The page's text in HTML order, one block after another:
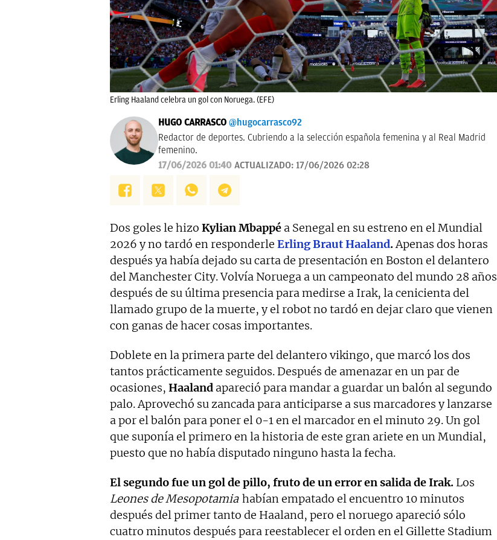
Erling Haaland celebra un gol con Noruega. (EFE)
HUGO CARRASCO @hugocarrasco92
Redactor de deportes. Cubriendo a la selección española femenina y al Real Madrid
femenino.
17/06/2026 01:40 ACTUALIZADO: 17/06/2026 02:28
Dos goles le hizo Kylian Mbappé a Senegal en su estreno en el Mundial
2026 y no tardó en responderle Erling Braut Haaland.Apenas dos horas
después ya había dejado su carta de presentación en Boston el delantero
del Manchester City. Volvía Noruega a un campeonato del mundo 28 años
después de su última presencia para medirse a Irak, la cenicienta del
llamado grupo de la muerte, y el robot no tardó en dejar claro que vienen
con ganas de hacer cosas importantes.
Doblete en la primera parte del delantero vikingo, que marcó los dos
tantos prácticamente seguidos. Después de amenazar en un par de
ocasiones, Haaland apareció para mandar a guardar un balón al segundo
palo. Aprovechó su zancada para anticiparse a sus marcadores y lanzarse
a por el balón para poner el 0-1 en el marcador en el minuto 29. Un gol
que suponía el primero en la historia de este gran ariete en un Mundial,
puesto que no había disputado ninguno hasta la fecha.
El segundo fue un gol de pillo, fruto de un error en salida de Irak. Los
Leones de Mesopotamia habían empatado el encuentro 10 minutos
después del primer tanto de Haaland, pero el noruego apareció sólo
cuatro minutos después para reestablecer el orden en el Gillette Stadium